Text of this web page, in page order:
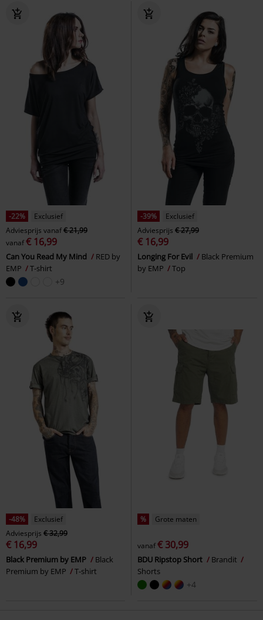
-22%
Exclusief
Adviesprijs vanaf€ 21,99
vanaf€ 16,99
Can You Read My Mind
RED by
EMP
T-shirt
+9
-39%
Exclusief
Adviesprijs € 27,99
€ 16,99
Longing For Evil
Black Premium
by EMP
Top
-48%
Exclusief
Adviesprijs € 32,99
€ 16,99
Black Premium by EMP
Black
Premium by EMP
T-shirt
% Grote maten
vanaf€ 30,99
BDU Ripstop Short
Brandit
Shorts
+4